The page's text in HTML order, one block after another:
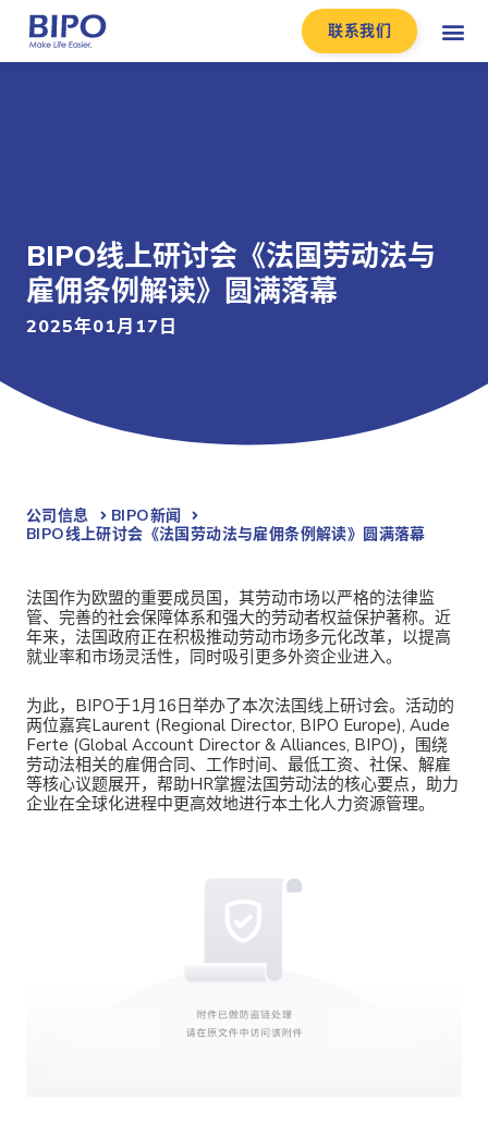
联系我们
BIPO线上研讨会《法国劳动法与
雇佣条例解读》圆满落幕
2025年01月17日
公司信息
BIPO新闻​
BIPO线上研讨会《法国劳动法与雇佣条例解读》圆满落幕
法国作为欧盟的重要成员国，其劳动市场以严格的法律监
管、完善的社会保障体系和强大的劳动者权益保护著称。近
年来，法国政府正在积极推动劳动市场多元化改革，以提高
就业率和市场灵活性，同时吸引更多外资企业进入。
为此，BIPO于1月16日举办了本次法国线上研讨会。活动的
两位嘉宾Laurent (Regional Director, BIPO Europe), Aude
Ferte (Global Account Director & Alliances, BIPO)，围绕
劳动法相关的雇佣合同、工作时间、最低工资、社保、解雇
等核心议题展开，帮助HR掌握法国劳动法的核心要点，助力
企业在全球化进程中更高效地进行本土化人力资源管理。